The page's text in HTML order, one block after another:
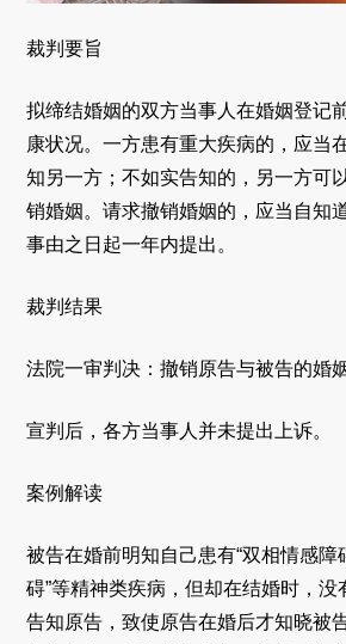
裁判要旨
拟缔结婚姻的双方当事人在婚姻登记
康状况。一方患有重大疾病的，应当
知另一方；不如实告知的，另一方可
销婚姻。请求撤销婚姻的，应当自知
事由之日起一年内提出。
裁判结果
法院一审判决：撤销原告与被告的婚
宣判后，各方当事人并未提出上诉。
案例解读
被告在婚前明知自己患有“双相情感障
碍”等精神类疾病，但却在结婚时，没
告知原告，致使原告在婚后才知晓被